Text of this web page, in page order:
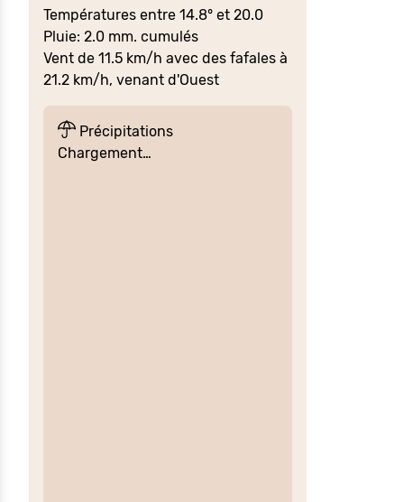
Températures entre 14.8° et 20.0
Pluie: 2.0 mm. cumulés
Vent de 11.5 km/h avec des fafales à
21.2 km/h, venant d'Ouest
Précipitations
Chargement…